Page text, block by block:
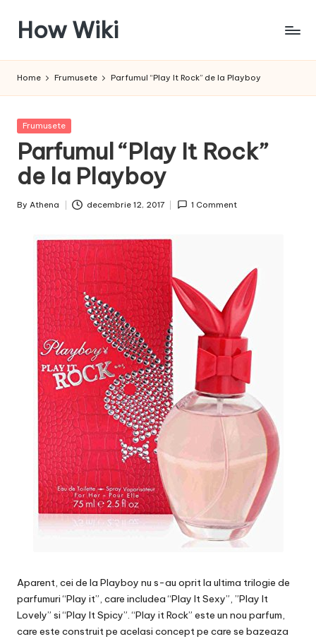
content
How Wiki
pentru
învața!
Home Frumusete Parfumul “Play It Rock” de la Playboy
Posted
Frumusete
Parfumul “Play It Rock”
de la Playboy
Posted
By Athena decembrie 12, 2017 1 Comment
Aparent, cei de la Playboy nu s-au oprit la ultima trilogie de
parfumuri “Play it”, care includea “Play It Sexy”, ”Play It
Lovely” si “Play It Spicy”. “Play it Rock” este un nou parfum,
care este construit pe acelasi concept pe care se bazeaza